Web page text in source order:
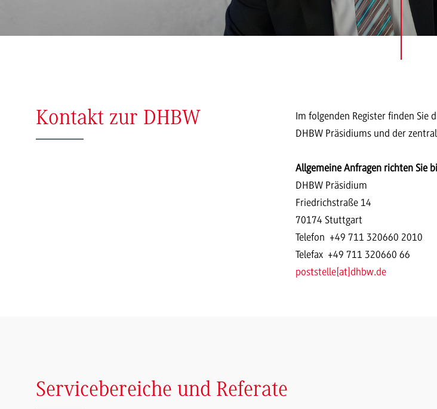
Kontakt zur DHBW
Im folgenden Register finden Sie
DHBW Präsidiums und der
Allgemeine Anfragen richten Sie
DHBW Präsidium
Friedrichstraße 14
70174 Stuttgart
Telefon +49 711 320660 2010
Telefax +49 711 320660 66
poststelle[at]dhbw.de
Servicebereiche und Referate